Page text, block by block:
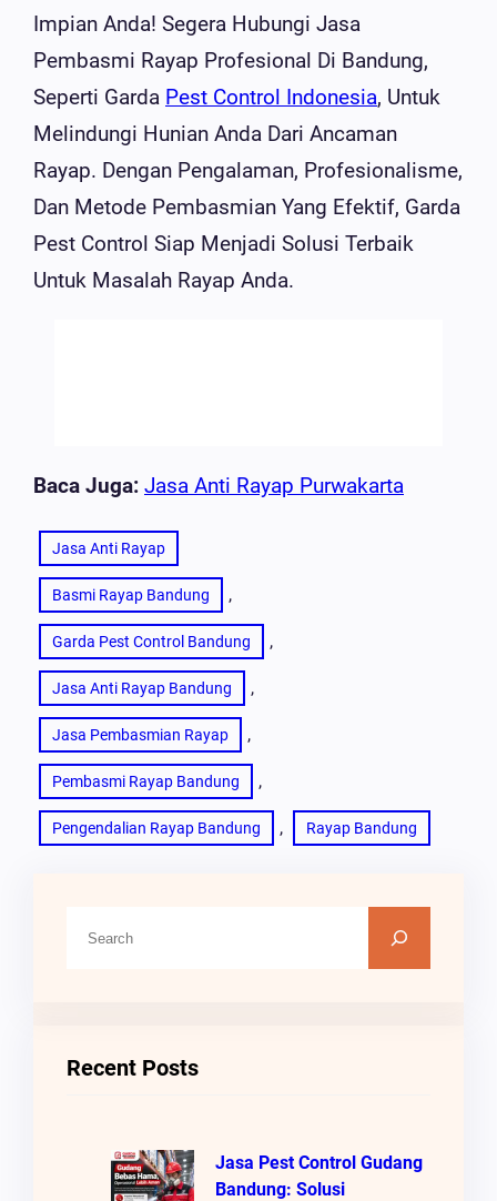
Impian Anda! Segera Hubungi Jasa
Pembasmi Rayap Profesional Di Bandung,
Seperti Garda Pest Control Indonesia, Untuk
Melindungi Hunian Anda Dari Ancaman
Rayap. Dengan Pengalaman, Profesionalisme,
Dan Metode Pembasmian Yang Efektif, Garda
Pest Control Siap Menjadi Solusi Terbaik
Untuk Masalah Rayap Anda.
Baca Juga: Jasa Anti Rayap Purwakarta
Jasa Anti Rayap
Basmi Rayap Bandung ,
Garda Pest Control Bandung ,
Jasa Anti Rayap Bandung ,
Jasa Pembasmian Rayap ,
Pembasmi Rayap Bandung ,
Pengendalian Rayap Bandung , Rayap Bandung
Recent Posts
Jasa Pest Control Gudang
Bandung: Solusi